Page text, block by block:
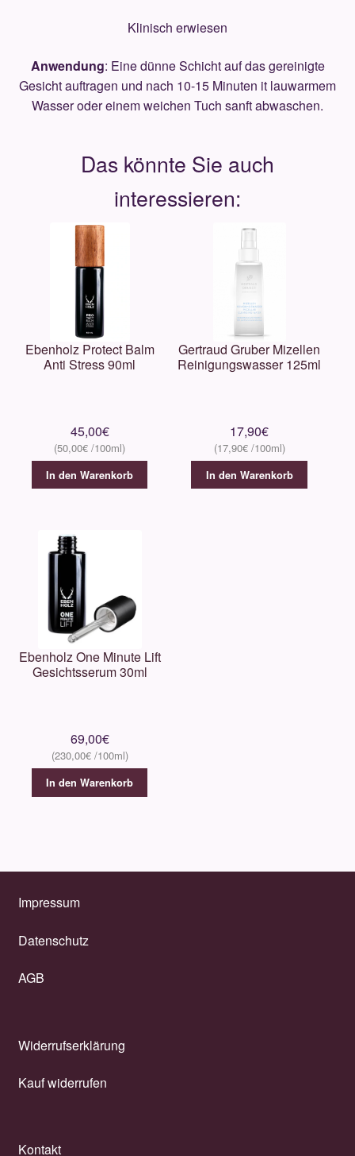
Klinisch erwiesen
Anwendung: Eine dünne Schicht auf das gereinigte
Gesicht auftragen und nach 10-15 Minuten it lauwarmem
Wasser oder einem weichen Tuch sanft abwaschen.
Ebenholz Protect Balm
Anti Stress 90ml
45,00€
50,00€
In den Warenkorb
Gertraud Gruber Mizellen
Reinigungswasser 125ml
17,90€
17,90€
In den Warenkorb
Ebenholz One Minute Lift
Gesichtsserum 30ml
69,00€
230,00€
In den Warenkorb
Impressum
Datenschutz
AGB
Widerrufserklärung
Kauf widerrufen
Kontakt